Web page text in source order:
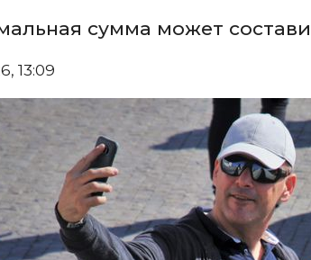
сумма может
13:09